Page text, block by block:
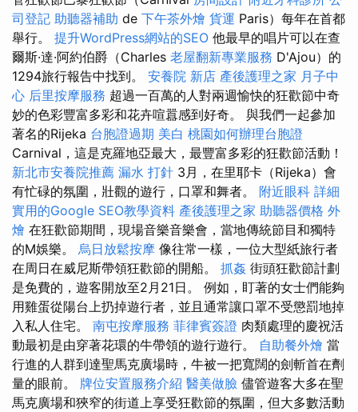
司登記 助聽器補助 de 下午茶外燴 貨運 Paris）每年在首都
舉行。 提升WordPress網站的SEO 他最早的唱片可以在查
爾斯·達·阿約伯爵（Charles 老屋翻新專業服務 D'Ajou）的
1294旅行報告中找到。 安養院 新店 產後護理之家 月子中
心 后里按摩服務 超過一百萬的人對兩週愉快的狂歡節中奇
妙的色彩豐富多彩和花卉喧囂感到好奇。 與我們一起參加
著名的Rijeka 台胞證過期 美白 桃園如何辦理台胞證
Carnival，這是克羅地亞最大，最豐富多彩的狂歡節活動！
新北市安養院推薦 漏水 打針 3月，在里耶卡（Rijeka）會
有忙碌的氛圍，壯觀的遊行，口罩和舞者。 附近眼科 詳細
實用的Google SEO教學資料 產後護理之家 助聽器價格 外
燴 在狂歡節期間，現場音樂音樂會，當地傳統節目和獨特
的M娛樂。 烏日放鬆按摩 像往常一樣，一位大型紙旅行者
在周日在威尼斯帶領狂歡節的開船。 抓姦 街頭狂歡節計劃
是免費的，遊客開放至2月21日。 例如，盯著的女士們能夠
用雞蛋從陽台上扔掉遊行者，並且通常讓口罩不受懲罰地掉
入私人住宅。 南屯按摩服務 菲律賓簽證 肉類處理的慶祝活
動最初是由穿著花環的牛帶領的遊行遊行。 自助餐外燴 當
行進的人群到達聖馬克廣場時，牛被一把寬闊的劍斬首在劑
量的眼前。 牌位安置服務介紹 醫美做臉 儘管遊客大多在聖
馬克廣場和狹窄的街道上享受狂歡節的氛圍，但大多數活動